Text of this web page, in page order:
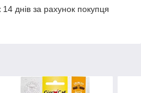
днів за рахунок покупця